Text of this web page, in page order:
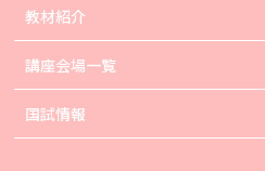
教材紹介
講座会場一覧
国試情報